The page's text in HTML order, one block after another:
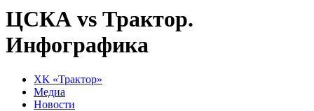
ЦСКА vs Трактор.
Инфографика
ХК «Трактор»
Медиа
Новости